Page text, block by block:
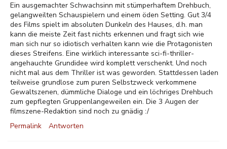
Ein ausgemachter Schwachsinn mit stümperhaftem Drehbuch,
gelangweilten Schauspielern und einem öden Setting. Gut 3/4
des Films spielt im absoluten Dunkeln des Hauses, d.h. man
kann die meiste Zeit fast nichts erkennen und fragt sich wie
man sich nur so idiotisch verhalten kann wie die Protagonisten
dieses Streifens. Eine wirklich interessante sci-fi-thriller-
angehauchte Grundidee wird komplett verschenkt. Und noch
nicht mal aus dem Thriller ist was geworden. Stattdessen laden
teilweise grundlose zum puren Selbstzweck verkommene
Gewaltszenen, dümmliche Dialoge und ein löchriges Drehbuch
zum gepflegten Gruppenlangeweilen ein. Die 3 Augen der
filmszene-Redaktion sind noch zu gnädig :/
Permalink
Antworten